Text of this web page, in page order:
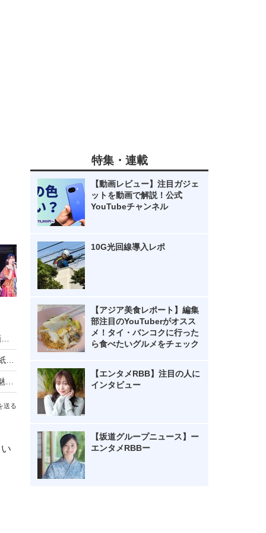
送る
特集・連載
【動画レビュー】注目ガジェ
ットを動画で解説！公式
YouTubeチャンネル
10G光回線導入レポ
【アジア美食レポート】編集
部注目のYouTuberがオスス
メ！タイ・バンコクに行った
ら食べたいグルメをチェック
【エンタメRBB】注目の人に
インタビュー
【坂道グループニュース】ー
エンタメRBBー